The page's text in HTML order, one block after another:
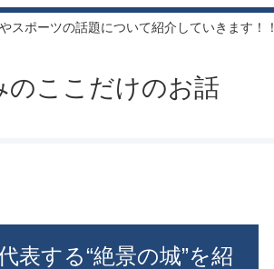
スポーツの話題について紹介していきます！！
のここだけのお話
表する“絶景の城”を紹